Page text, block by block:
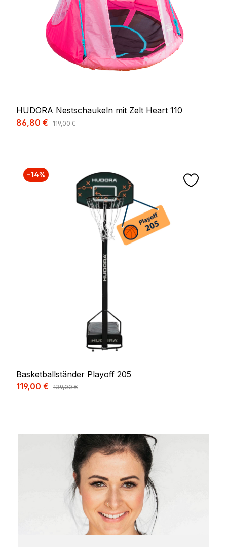
HUDORA Nestschaukeln mit Zelt Heart 110
Verkaufspreis:
86,80 € Regulärer Preis:
119,00 €
−14%
Basketballständer Playoff 205
Verkaufspreis:
119,00 € Regulärer Preis:
139,00 €